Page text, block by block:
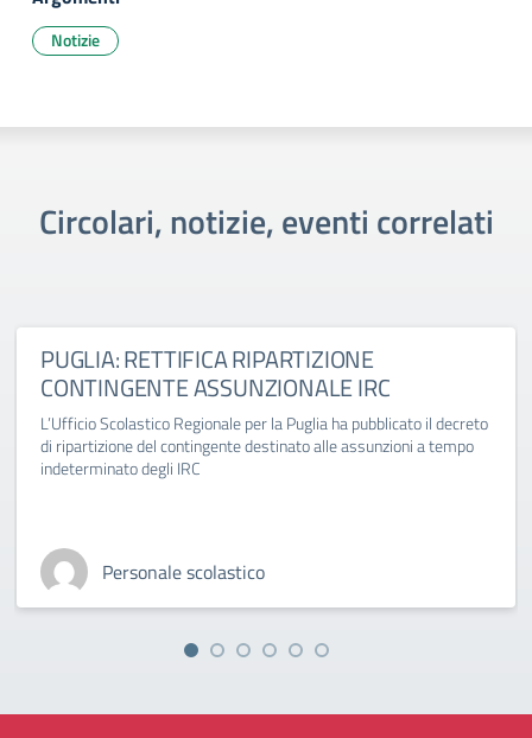
Notizie
Circolari, notizie, eventi correlati
PUGLIA: RETTIFICA RIPARTIZIONE
CONTINGENTE ASSUNZIONALE IRC
L’Ufficio Scolastico Regionale per la Puglia ha pubblicato il decreto
di ripartizione del contingente destinato alle assunzioni a tempo
indeterminato degli IRC
Personale scolastico